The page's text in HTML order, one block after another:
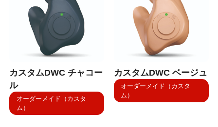
カスタムDWC チャコー
ル
オーダーメイド（カスタ
ム）
カスタムDWCベージュ
オーダーメイド（カスタ
ム）